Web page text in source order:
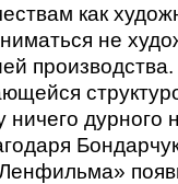
как
не
дурного